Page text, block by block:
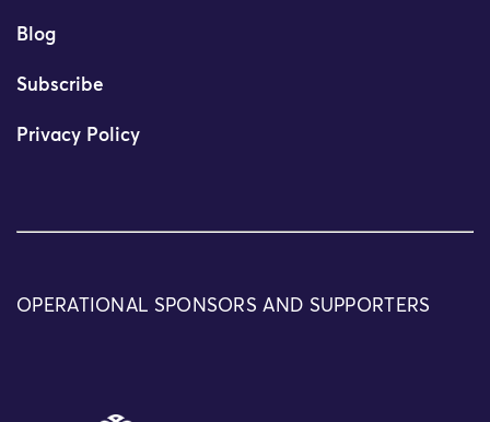
Blog
Subscribe
Privacy Policy
OPERATIONAL SPONSORS AND SUPPORTERS